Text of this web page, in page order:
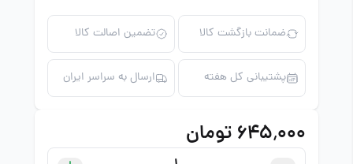
ضمانت بازگشت کالا تضمین اصالت کالا
پشتیبانی کل هفته ارسال به سراسر ایران
۶۴۵٬۰۰۰ تومان